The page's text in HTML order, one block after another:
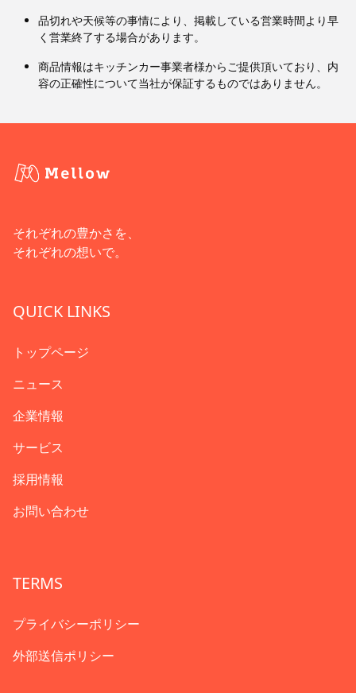
品切れや天候等の事情により、掲載している営業時間より早
く営業終了する場合があります。
商品情報はキッチンカー事業者様からご提供頂いており、内
容の正確性について当社が保証するものではありません。
それぞれの豊かさを、
それぞれの想いで。
QUICK LINKS
トップページ
ニュース
企業情報
サービス
採用情報
お問い合わせ
TERMS
プライバシーポリシー
外部送信ポリシー